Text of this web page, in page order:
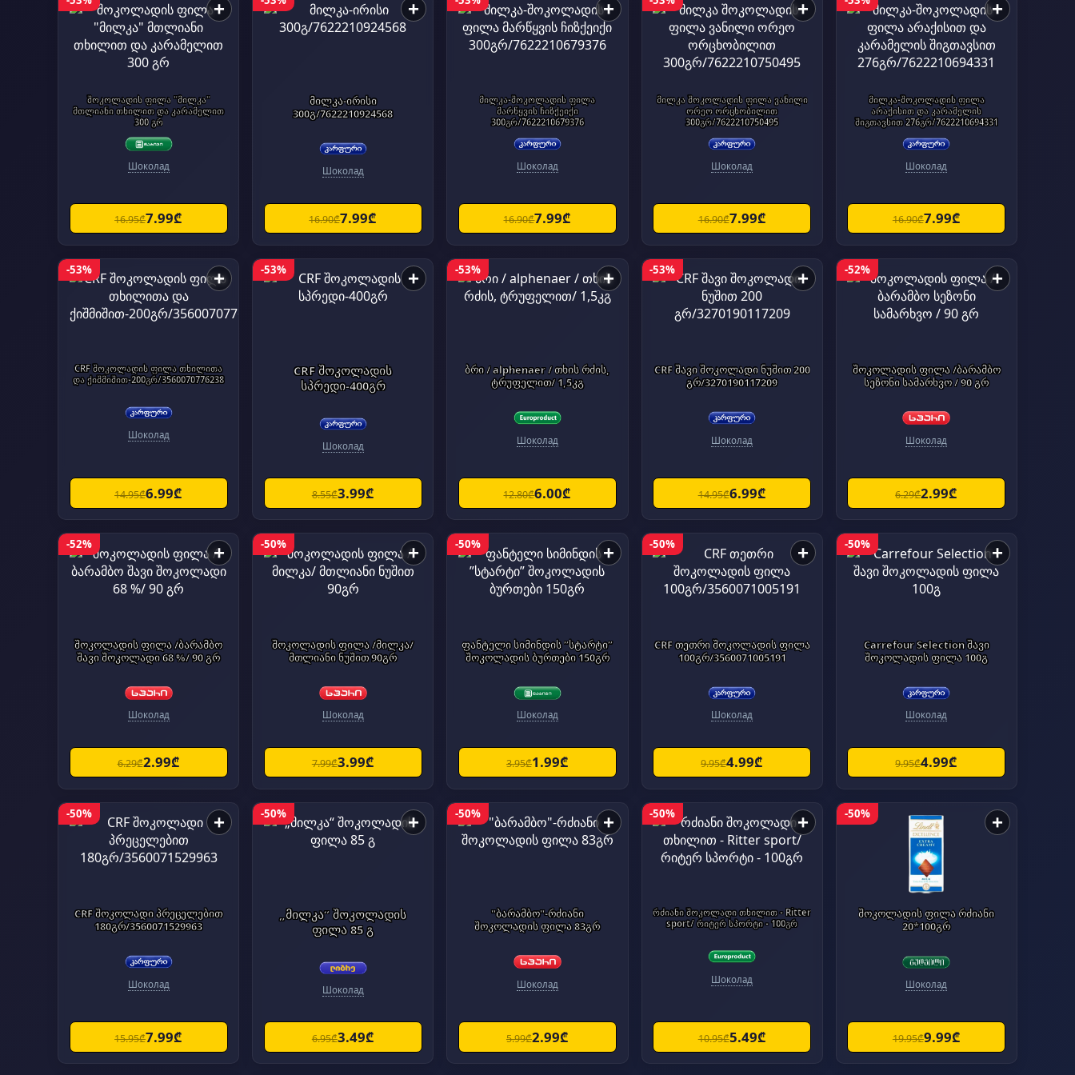
+
შოკოლადის ფილა "მილკა"
მთლიანი თხილით და კარამელით
300 გრ
Шоколад
16.95₾7.99₾
+
მილკა-ირისი
300გ/7622210924568
Шоколад
16.90₾7.99₾
+
მილკა-შოკოლადის ფილა
მარწყვის ჩიზქეიქი
300გრ/7622210679376
Шоколад
16.90₾7.99₾
+
მილკა შოკოლადის ფილა ვანილი
ორეო ორცხობილით
300გრ/7622210750495
Шоколад
16.90₾7.99₾
+
მილკა-შოკოლადის ფილა
არაქისით და კარამელის
შიგთავსით 276გრ/7622210694331
Шоколад
16.90₾7.99₾
-53% +
CRF შოკოლადის ფილა თხილითა
და ქიშმიშით-200გრ/3560070776238
Шоколад
14.95₾6.99₾
-53% +
CRF შოკოლადის
სპრედი-400გრ
Шоколад
8.55₾3.99₾
-53% +
ბრი / alphenaer / თხის რძის,
ტრუფელით/ 1,5კგ
Шоколад
12.80₾6.00₾
-53% +
CRF შავი შოკოლადი ნუშით 200
გრ/3270190117209
Шоколад
14.95₾6.99₾
-52% +
შოკოლადის ფილა /ბარამბო
სეზონი სამარხვო / 90 გრ
Шоколад
6.29₾2.99₾
-52% +
შოკოლადის ფილა /ბარამბო
შავი შოკოლადი 68 %/ 90 გრ
Шоколад
6.29₾2.99₾
-50% +
შოკოლადის ფილა /მილკა/
მთლიანი ნუშით 90გრ
Шоколад
7.99₾3.99₾
-50% +
ფანტელი სიმინდის ”სტარტი”
შოკოლადის ბურთები 150გრ
Шоколад
3.95₾1.99₾
-50% +
CRF თეთრი შოკოლადის ფილა
100გრ/3560071005191
Шоколад
9.95₾4.99₾
-50% +
Carrefour Selection შავი
შოკოლადის ფილა 100გ
Шоколад
9.95₾4.99₾
-50% +
CRF შოკოლადი პრეცელებით
180გრ/3560071529963
Шоколад
15.95₾7.99₾
-50% +
„მილკა“ შოკოლადის
ფილა 85 გ
Шоколад
6.95₾3.49₾
-50% +
"ბარამბო"-რძიანი
შოკოლადის ფილა 83გრ
Шоколад
5.99₾2.99₾
-50% +
რძიანი შოკოლადი თხილით - Ritter
sport/ რიტერ სპორტი - 100გრ
Шоколад
10.95₾5.49₾
-50% +
შოკოლადის ფილა რძიანი
20*100გრ
Шоколад
19.95₾9.99₾